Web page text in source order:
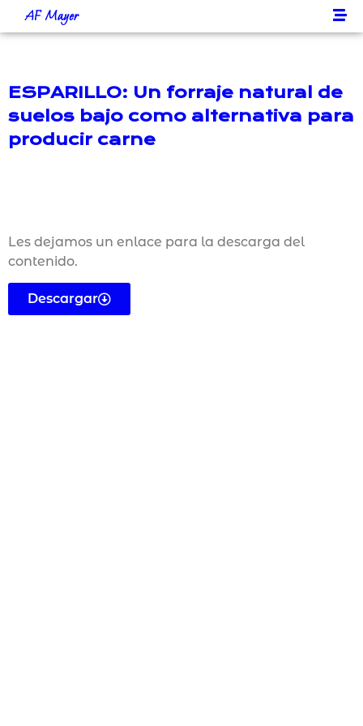
AF Mayer
ESPARILLO: Un forraje natural de
suelos bajo como alternativa para
producir carne
Les dejamos un enlace para la descarga del
contenido.
Descargar